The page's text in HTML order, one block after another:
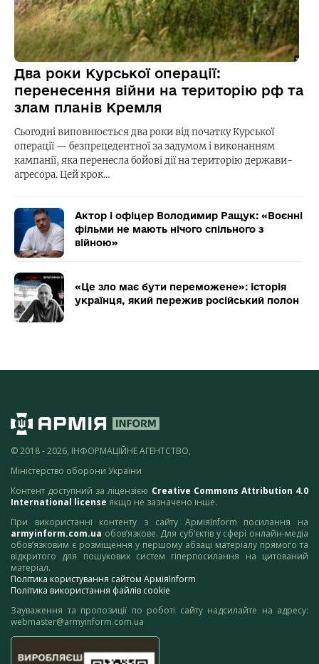
Два роки Курської операції:
перенесення війни на територію рф та
злам планів Кремля
Сьогодні виповнюється два роки від початку Курської
операції — безпрецедентної за задумом і виконанням
кампанії, яка перенесла бойові дії на територію держави-
агресора. Цей крок…
Актор і офіцер Володимир Ращук: «Воєнні
фільми не мають нічого спільного з
війною»
«Це зло має бути переможене»: історія
українця, який пережив російський полон
© 2018 - 2026, ІНФОРМАЦІЙНЕ АГЕНТСТВО,
Міністерство оборони України
Контент доступний за ліцензією Creative Commons Attribution 4.0
International license якщо не зазначено інше.
При використанні контенту з сайту АрміяInform посилання на
armyinform.com.ua обов’язкове. Для суб’єктів у сфері онлайн-медіа
обов’язковим є розміщення у першому абзаці матеріалу прямого та
відкритого для пошукових систем гіперпосилання на цитований
матеріал.
Політика користування сайтом АрміяInform
Політика використання файлів cookie
Зауваження та пропозиції по роботі сайту надсилайте на адресу:
webmaster@armyinform.com.ua